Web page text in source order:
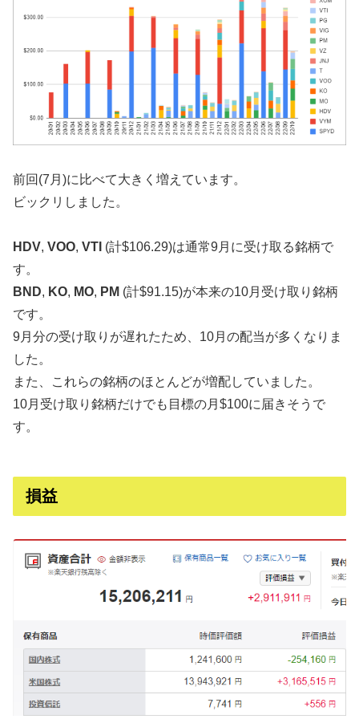
前回(7月)に比べて大きく増えています。
ビックリしました。
HDV, VOO, VTI (計$106.29)は通常9月に受け取る銘柄で
す。
BND, KO, MO, PM (計$91.15)が本来の10月受け取り銘柄
です。
9月分の受け取りが遅れたため、10月の配当が多くなりま
した。
また、これらの銘柄のほとんどが増配していました。
10月受け取り銘柄だけでも目標の月$100に届きそうで
す。
損益